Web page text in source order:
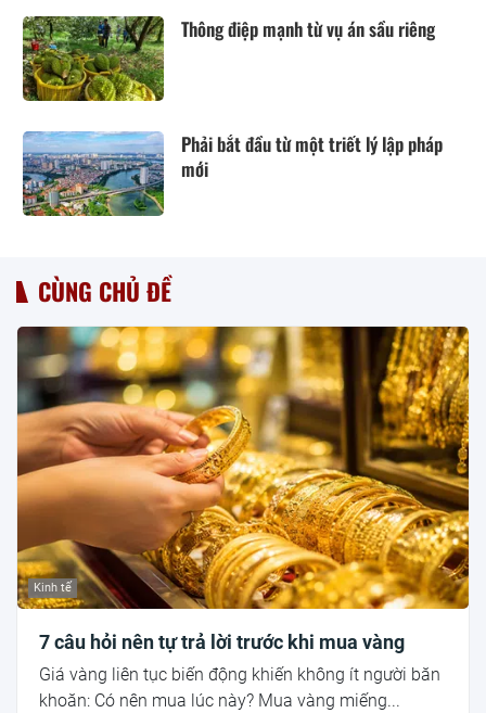
Thông điệp mạnh từ vụ án sầu riêng
Phải bắt đầu từ một triết lý lập pháp
mới
CÙNG CHỦ ĐỀ
Kinh tế
7 câu hỏi nên tự trả lời trước khi mua vàng
Giá vàng liên tục biến động khiến không ít người băn
khoăn: Có nên mua lúc này? Mua vàng miếng...